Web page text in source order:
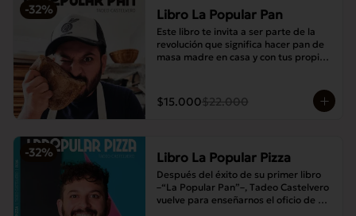
-32% Libro La Popular Pan
Este libro te invita a ser parte de la
revolución que significa hacer pan de
masa madre en casa y con tus propias
$15.000$22.000
-32% Libro La Popular Pizza
Después del éxito de su primer libro
–“La Popular Pan”–, Tadeo Castelvero
vuelve para enseñarnos el oficio de